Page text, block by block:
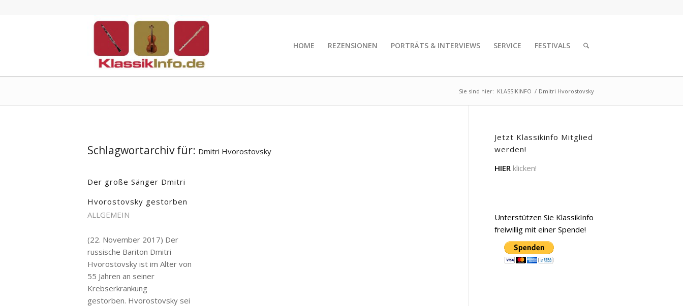
HOME REZENSIONEN PORTRÄTS & INTERVIEWS SERVICE FESTIVALS
Sie sind hier: KLASSIKINFO / Dmitri Hvorostovsky
Schlagwortarchiv für: Dmitri Hvorostovsky
Der große Sänger Dmitri
Hvorostovsky gestorben
ALLGEMEIN
(22. November 2017) Der
russische Bariton Dmitri
Hvorostovsky ist im Alter von
55 Jahren an seiner
Krebserkrankung
gestorben. Hvorostovsky sei
Jetzt Klassikinfo Mitglied
werden!
HIER klicken!
Unterstützen Sie KlassikInfo
freiwillig mit einer Spende!